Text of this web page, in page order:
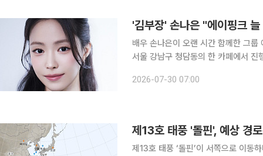
'김부장' 손나은 "에이핑크
배우 손나은이 오랜 시간 함께한 그룹 에이
서울 강남구 청담동의 한 카페에서
려줬다. 데뷔 15년을 돌아본 손나
2026-07-30 07:00
제13호 태풍 '돌핀', 예상 경
제13호 태풍 ‘돌핀’이 서쪽으로 이동